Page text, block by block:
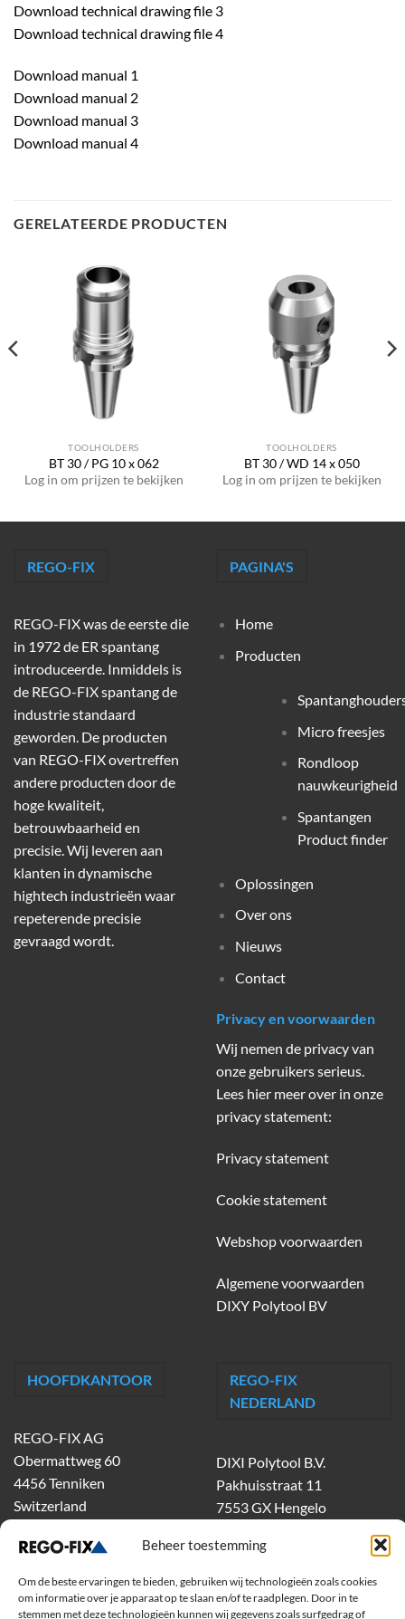
Beheer toestemming
Om de beste ervaringen te bieden, gebruiken wij technologieën zoals cookies
om informatie over je apparaat op te slaan en/of te raadplegen. Door in te
stemmen met deze technologieën kunnen wij gegevens zoals surfgedrag of
Download technical drawing file 3
Download technical drawing file 4
Download manual 1
Download manual 2
Download manual 3
Download manual 4
GERELATEERDE PRODUCTEN
TOOLHOLDERS
BT 30 / PG 10 x 062
Log in om prijzen te bekijken
TOOLHOLDERS
BT 30 / WD 14 x 050
Log in om prijzen te bekijken
REGO-FIX
REGO-FIX was de eerste die
in 1972 de ER spantang
introduceerde. Inmiddels is
de REGO-FIX spantang de
industrie standaard
geworden. De producten
van REGO-FIX overtreffen
andere producten door de
hoge kwaliteit,
betrouwbaarheid en
precisie. Wij leveren aan
klanten in dynamische
hightech industrieën waar
repeterende precisie
gevraagd wordt.
PAGINA'S
Home
Producten
Micro freesjes
Rondloop
nauwkeurigheid
Spantangen
Product finder
Oplossingen
Over ons
Nieuws
Contact
Privacy en voorwaarden
Wij nemen de privacy van
onze gebruikers serieus.
Lees hier meer over in onze
privacy statement:
Privacy statement
Cookie statement
Webshop voorwaarden
Algemene voorwaarden
DIXY Polytool BV
HOOFDKANTOOR
REGO-FIX AG
Obermattweg 60
4456 Tenniken
Switzerland
REGO-FIX
NEDERLAND
DIXI Polytool B.V.
Pakhuisstraat 11
7553 GX Hengelo
dixiholland@dixi.com
www.dixipolytool.com